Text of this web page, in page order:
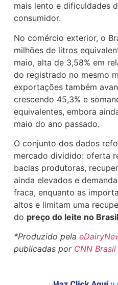
mais lento e dificuldades
consumidor.
No comércio exterior, o
milhões de litros
maio, alta de 3,58% em
do registrado no mesmo
exportações também
crescendo 45,3% e
equivalentes, embora
maio do ano passado.
O conjunto dos dados
mercado dividido: oferta
bacias produtoras,
ainda elevados e
fraca, enquanto as
altos e limitam uma
do preço do leite no Brasil
*Produzido pela
publicadas por CNN Brasil